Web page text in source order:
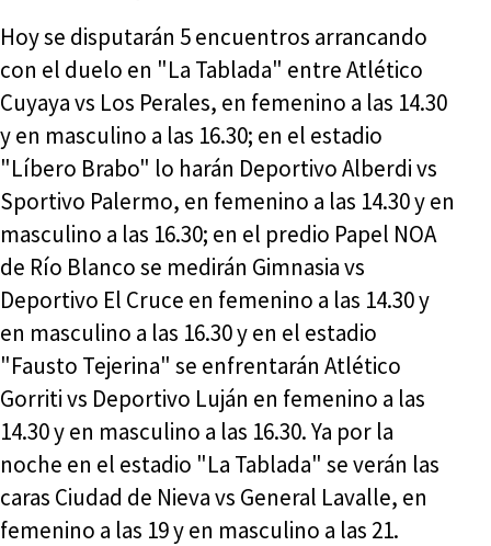
Hoy se disputarán 5 encuentros arrancando
con el duelo en "La Tablada" entre Atlético
Cuyaya vs Los Perales, en femenino a las 14.30
y en masculino a las 16.30; en el estadio
"Líbero Brabo" lo harán Deportivo Alberdi vs
Sportivo Palermo, en femenino a las 14.30 y en
masculino a las 16.30; en el predio Papel NOA
de Río Blanco se medirán Gimnasia vs
Deportivo El Cruce en femenino a las 14.30 y
en masculino a las 16.30 y en el estadio
"Fausto Tejerina" se enfrentarán Atlético
Gorriti vs Deportivo Luján en femenino a las
14.30 y en masculino a las 16.30. Ya por la
noche en el estadio "La Tablada" se verán las
caras Ciudad de Nieva vs General Lavalle, en
femenino a las 19 y en masculino a las 21.